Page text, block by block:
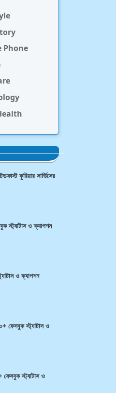
Phone
কুরিয়ার সার্ভিসের
স্ট্যাটাস ও ক্যাপশন
ও ক্যাপশন
ফেসবুক স্ট্যাটাস ও
ফেসবুক স্ট্যাটাস ও